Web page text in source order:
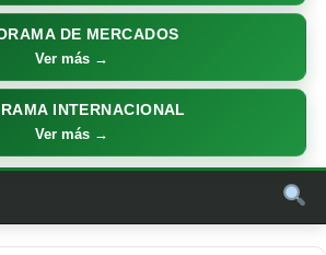
DE MERCADOS
Ver más →
INTERNACIONAL
Ver más →